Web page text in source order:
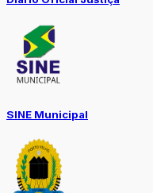
SINE Municipal